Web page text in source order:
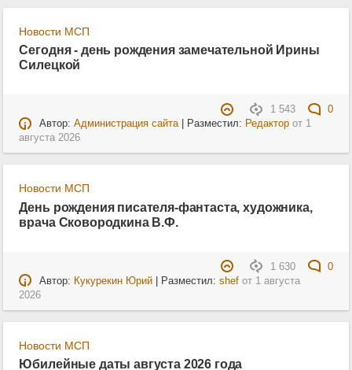
Новости МСП
Сегодня - день рождения замечательной Ирины
Силецкой
1 543
0
Автор: Администрация сайта| Разместил: Редакторот 1
августа 2026
Новости МСП
День рождения писателя-фантаста, художника,
врача Сковородкина В.Ф.
1 630
0
Автор: Кукурекин Юрий| Разместил: shefот 1 августа
2026
Новости МСП
Юбилейные даты августа 2026 года